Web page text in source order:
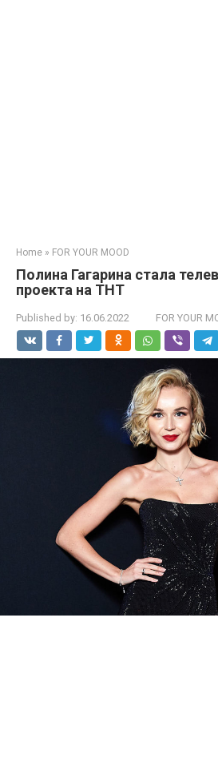
Home » FOR YOUR MOOD
Полина Гагарина стала
проекта на ТНТ
Published by: 16.06.2022 FOR YOUR